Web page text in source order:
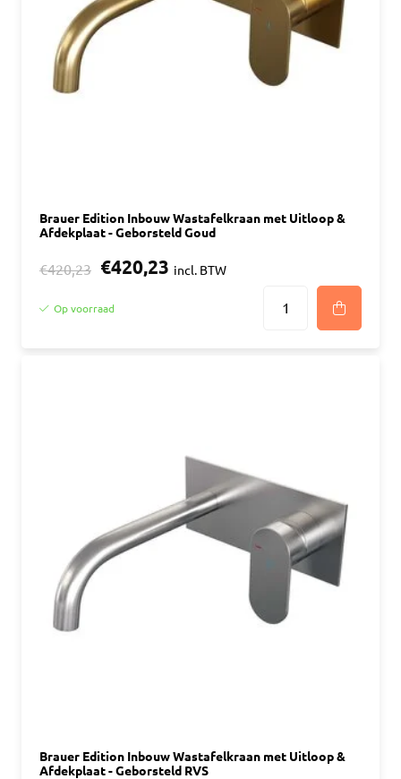
Brauer Edition Inbouw Wastafelkraan met Uitloop &
Afdekplaat - Geborsteld Goud
€420,23 €420,23 incl. BTW
Op voorraad
Brauer Edition Inbouw Wastafelkraan met Uitloop &
Afdekplaat - Geborsteld RVS